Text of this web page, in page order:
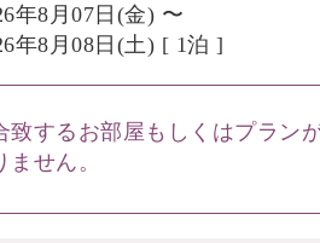
年8月07日(金) 〜
年8月08日(土) [ 1泊 ]
致するお部屋もしくはプラン
ません。